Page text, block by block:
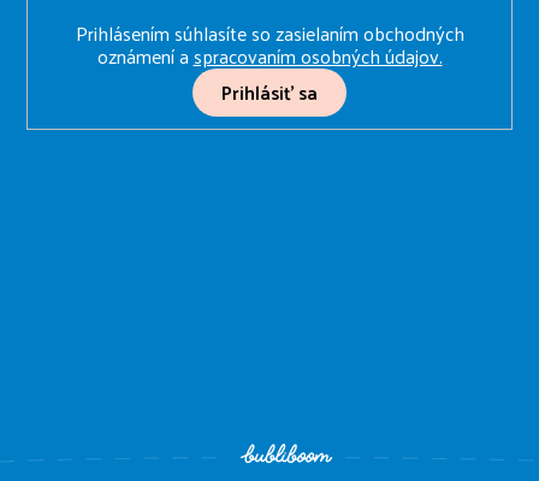
Prihlásením súhlasíte so zasielaním obchodných
oznámení aspracovaním osobných údajov.
Prihlásiť sa